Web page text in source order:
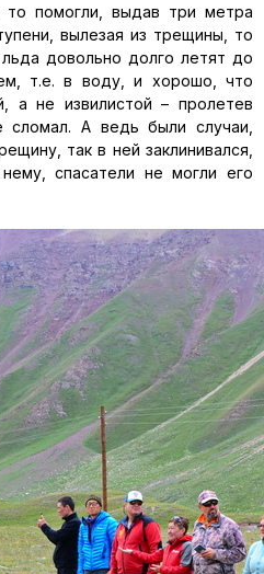
помогли, выдав три метра
вылезая из трещины, то
довольно долго летят до
т.е. в воду, и хорошо, что
а не извилистой – пролетев
А ведь были случаи,
так в ней заклинивался,
спасатели не могли его